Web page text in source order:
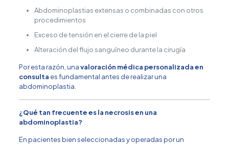
Abdominoplastias extensas o combinadas con otros
procedimientos
Exceso de tensión en el cierre de la piel
Alteración del flujo sanguíneo durante la cirugía
Por esta razón, unavaloración médica personalizada en
consulta es fundamental antes de realizar una
abdominoplastia.
¿Qué tan frecuente es la necrosis en una
abdominoplastia?
En pacientes bien seleccionadas y operadas por un